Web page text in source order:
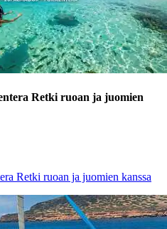
Retki ruoan ja juomien
Retki ruoan ja juomien kanssa